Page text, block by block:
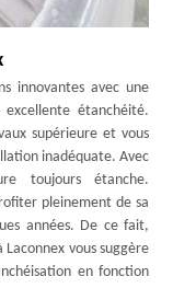
innovantes avec une
étanchéité.
supérieure et vous
inadéquate. Avec
toujours étanche.
pleinement de sa
années. De ce fait,
vous suggère
en fonction